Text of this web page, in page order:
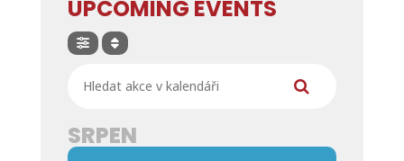
UPCOMING EVENTS
SRPEN